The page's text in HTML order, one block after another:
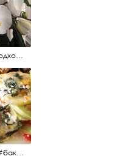
#пятыйнаподходе# цветы #весна2017
#форель #баклажаны #помидоры #завтрак